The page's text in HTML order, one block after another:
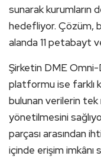
sunarak kurumların
hedefliyor. Çözüm,
alanda 11 petabayt
Şirketin DME
platformu ise farklı
bulunan verilerin
yönetilmesini
parçası arasından
içinde erişim imkânı